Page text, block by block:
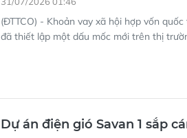
(ĐTTCO) - Khoản vay xã hội hợp vốn
đã thiết lập một dấu mốc mới trên thị
Dự án điện gió Savan 1 sắp